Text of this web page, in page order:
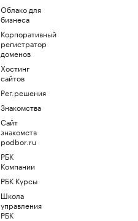
Облако для
бизнеса
Корпоративный
регистратор
доменов
Хостинг
сайтов
Рег.решения
Знакомства
Сайт
знакомств
podbor.ru
РБК
Компании
РБК Курсы
Школа
управления
РБК